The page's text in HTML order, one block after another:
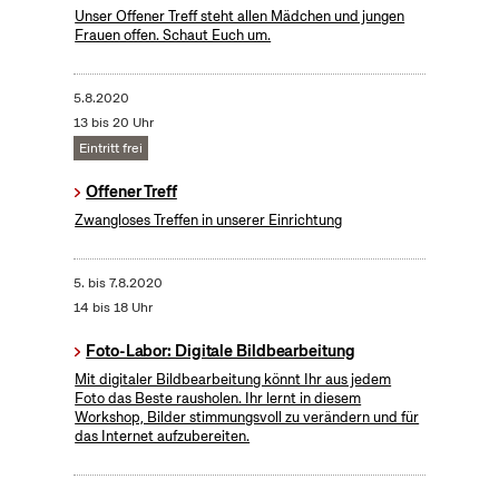
Unser Offener Treff steht allen Mädchen und jungen
Frauen offen. Schaut Euch um.
5.8.2020
13 bis 20 Uhr
Eintritt frei
Offener Treff
Zwangloses Treffen in unserer Einrichtung
5. bis7.8.2020
14 bis 18 Uhr
Foto-Labor: Digitale Bildbearbeitung
Mit digitaler Bildbearbeitung könnt Ihr aus jedem
Foto das Beste rausholen. Ihr lernt in diesem
Workshop, Bilder stimmungsvoll zu verändern und für
das Internet aufzubereiten.